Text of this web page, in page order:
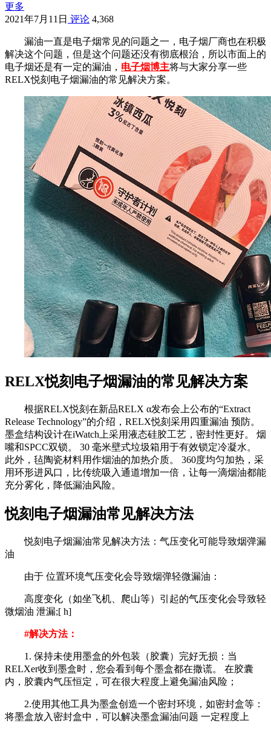
更多
2021年7月11日 评论 4,368
漏油一直是电子烟常见的问题之一，电子烟厂商也在积极
解决这个问题，但是这个问题还没有彻底根治，所以市面上的
电子烟还是有一定的漏油， 电子烟博主将与大家分享一些
RELX悦刻电子烟漏油的常见解决方案。
RELX悦刻电子烟漏油的常见解决方案
根据RELX悦刻在新品RELX α发布会上公布的“Extract
Release Technology”的介绍，RELX悦刻采用四重漏油 预防。
墨盒结构设计在iWatch上采用液态硅胶工艺，密封性更好。 烟
嘴和SPCC双锁。 30 毫米壁式垃圾箱用于有效锁定冷凝水。
此外，毡陶瓷材料用作烟油的加热介质。 360度均匀加热，采
用环形进风口，比传统吸入通道增加一倍，让每一滴烟油都能
充分雾化，降低漏油风险。
悦刻电子烟漏油常见解决方法
悦刻电子烟漏油常见解决方法：气压变化可能导致烟弹漏
油
由于 位置环境气压变化会导致烟弹轻微漏油：
高度变化（如坐飞机、爬山等）引起的气压变化会导致轻
微烟油 泄漏;[ h]
#解决方法：
1. 保持未使用墨盒的外包装（胶囊）完好无损：当
RELXer收到墨盒时，您会看到每个墨盒都在撒谎。 在胶囊
内，胶囊内气压恒定，可在很大程度上避免漏油风险；
2.使用其他工具为墨盒创造一个密封环境，如密封盒等：
将墨盒放入密封盒中，可以解决墨盒漏油问题 一定程度上